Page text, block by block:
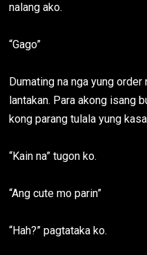
nalang ako.
“Gago”
Dumating na nga yung
lantakan. Para akong isang
kong parang tulala yung
“Kain na” tugon ko.
“Ang cute mo parin”
“Hah?” pagtataka ko.